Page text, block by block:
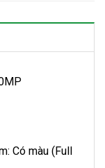
Có màu (Full